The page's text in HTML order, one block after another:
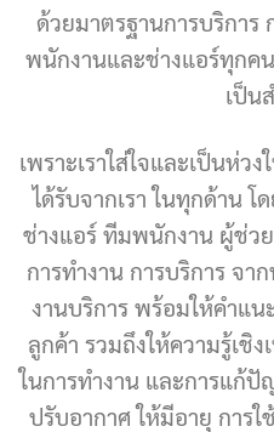
ด้วยมาตรฐานการบริการ
พนักงานและช่างแอร์ทุกคน
เป็น
เพราะเราใส่ใจและเป็นห่
ได้รับจากเรา ในทุกด้าน โ
ช่างแอร์ ทีมพนักงาน ผู้ช่ว
การทำงาน การบริการ จา
งานบริการ พร้อมให้คำแน
ลูกค้า รวมถึงให้ความรู้เชิ
ในการทำงาน และการแก้ปั
ปรับอากาศ ให้มีอายุ การ